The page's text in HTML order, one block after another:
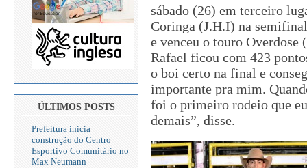
ÚLTIMOS POSTS
Prefeitura inicia
construção do Centro
Esportivo Comunitário no
Max Neumann
sábado (26) em terceiro
Coringa (J.H.I) na
e venceu o touro
Rafael ficou com 423
o boi certo na final e
importante pra mim.
foi o primeiro rodeio que
demais”, disse.